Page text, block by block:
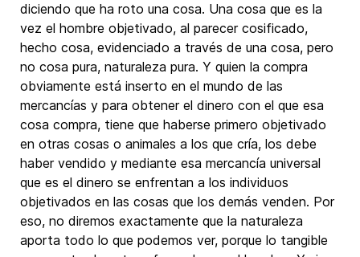
diciendo que ha roto una cosa. Una cosa que es la
vez el hombre objetivado, al parecer cosificado,
hecho cosa, evidenciado a través de una cosa, pero
no cosa pura, naturaleza pura. Y quien la compra
obviamente está inserto en el mundo de las
mercancías y para obtener el dinero con el que esa
cosa compra, tiene que haberse primero objetivado
en otras cosas o animales a los que cría, los debe
haber vendido y mediante esa mercancía universal
que es el dinero se enfrentan a los individuos
objetivados en las cosas que los demás venden. Por
eso, no diremos exactamente que la naturaleza
aporta todo lo que podemos ver, porque lo tangible